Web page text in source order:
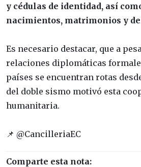
y cédulas de identidad, así
nacimientos, matrimonios y
Es necesario destacar, que a
relaciones diplomáticas
países se encuentran rotas
del doble sismo motivó esta
humanitaria.
📌 @CancilleriaEC
Comparte esta nota: